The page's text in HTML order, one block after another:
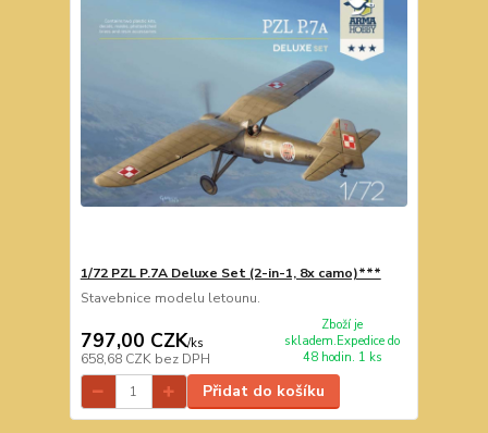
1/72 PZL P.7A Deluxe Set (2-in-1, 8x camo)***
Stavebnice modelu letounu.
797,00 CZK/ks
658,68 CZK bez DPH
Zboží je
skladem.Expedice do
48 hodin. 1 ks
Přidat do košíku